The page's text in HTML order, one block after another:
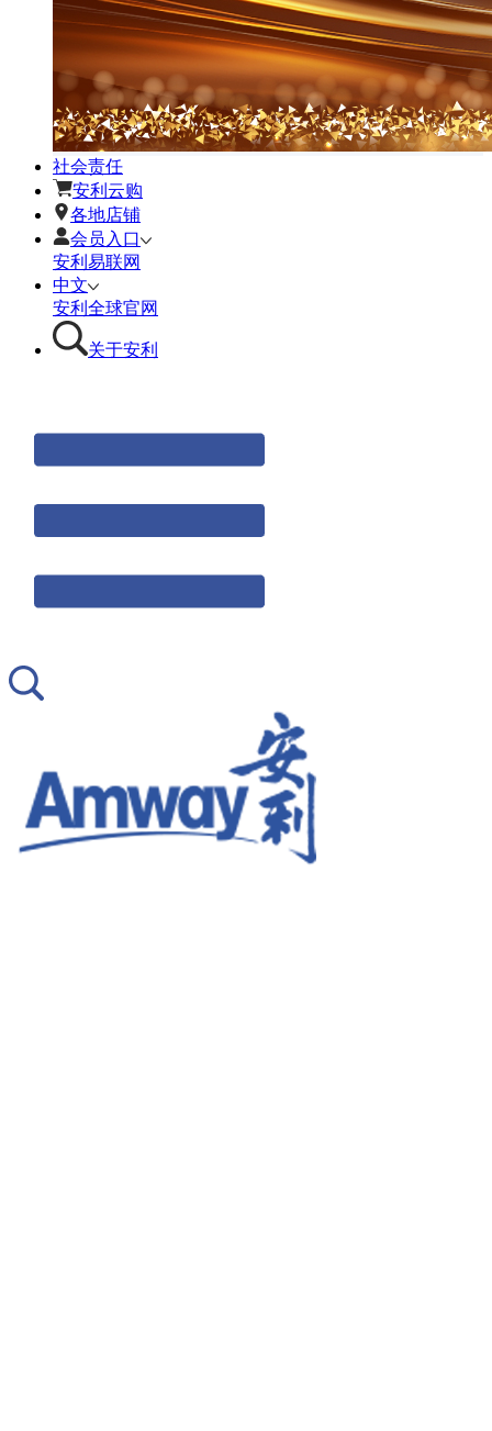
社会责任
安利云购
各地店铺
会员入口
安利易联网
中文
安利全球官网
关于安利